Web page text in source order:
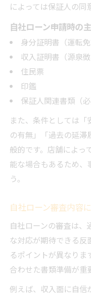
によっては保証人の同
自社ローン申請時の
身分証明書（運転免
収入証明書（源泉
住民票
印鑑
保証人関連書類（必
また、条件としては
の有無」「過去の延
般的です。店舗によっ
能な場合もあるため、
う。
自社ローン審査内容
自社ローンの審査は、
な対応が期待できる反
るポイントが異なりま
合わせた書類準備が重
例えば、収入面に自信